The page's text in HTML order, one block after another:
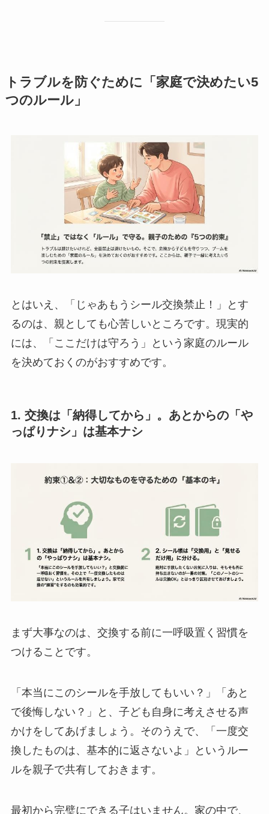
トラブルを防ぐために「家庭で決めたい5
つのルール」
とはいえ、「じゃあもうシール交換禁止！」とす
るのは、親としても心苦しいところです。現実的
には、「ここだけは守ろう」という家庭のルール
を決めておくのがおすすめです。
1. 交換は「納得してから」。あとからの「や
っぱりナシ」は基本ナシ
まず大事なのは、交換する前に一呼吸置く習慣を
つけることです。
「本当にこのシールを手放してもいい？」「あと
で後悔しない？」と、子ども自身に考えさせる声
かけをしてあげましょう。そのうえで、「一度交
換したものは、基本的に返さないよ」というルー
ルを親子で共有しておきます。
最初から完璧にできる子はいません。家の中で、